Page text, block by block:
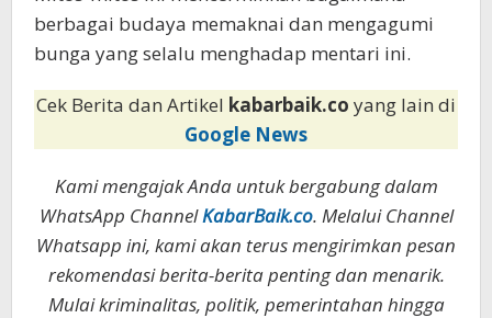
berbagai budaya memaknai dan mengagumi
bunga yang selalu menghadap mentari ini.
Cek Berita dan Artikel kabarbaik.co yang lain di
Google News
Kami mengajak Anda untuk bergabung dalam
WhatsApp ChannelKabarBaik.co. Melalui Channel
Whatsapp ini, kami akan terus mengirimkan pesan
rekomendasi berita-berita penting dan menarik.
Mulai kriminalitas, politik, pemerintahan hingga